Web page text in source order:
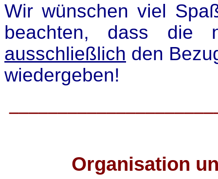
Wir wünschen viel
beachten, dass die
ausschließlich den
wiedergeben!
Organisation